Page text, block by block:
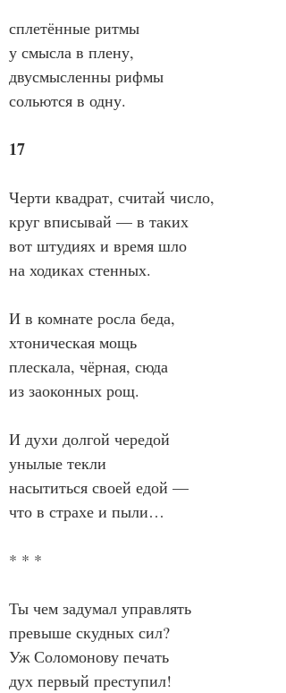
сплетённые ритмы
у смысла в плену,
двусмысленны рифмы
сольются в одну.
17
Черти квадрат, считай число,
круг вписывай — в таких
вот штудиях и время шло
на ходиках стенных.
И в комнате росла беда,
хтоническая мощь
плескала, чёрная, сюда
из заоконных рощ.
И духи долгой чередой
унылые текли
насытиться своей едой —
что в страхе и пыли…
* * *
Ты чем задумал управлять
превыше скудных сил?
Уж Соломонову печать
дух первый преступил!